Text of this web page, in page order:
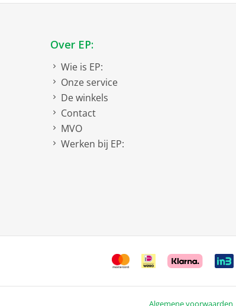
Over EP:
Wie is EP:
Onze service
De winkels
Contact
MVO
Werken bij EP:
Algemene voorwaarden